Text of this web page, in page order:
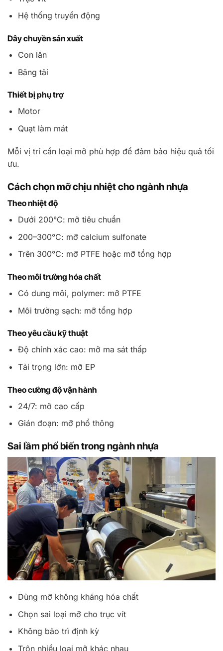
Hệ thống truyền động
Dây chuyền sản xuất
Con lăn
Băng tải
Thiết bị phụ trợ
Motor
Quạt làm mát
Mỗi vị trí cần loại mỡ phù hợp để đảm bảo hiệu quả tối
ưu.
Cách chọn mỡ chịu nhiệt cho ngành nhựa
Theo nhiệt độ
Dưới 200°C: mỡ tiêu chuẩn
200–300°C: mỡ calcium sulfonate
Trên 300°C: mỡ PTFE hoặc mỡ tổng hợp
Theo môi trường hóa chất
Có dung môi, polymer: mỡ PTFE
Môi trường sạch: mỡ tổng hợp
Theo yêu cầu kỹ thuật
Độ chính xác cao: mỡ ma sát thấp
Tải trọng lớn: mỡ EP
Theo cường độ vận hành
24/7: mỡ cao cấp
Gián đoạn: mỡ phổ thông
Sai lầm phổ biến trong ngành nhựa
Dùng mỡ không kháng hóa chất
Chọn sai loại mỡ cho trục vít
Không bảo trì định kỳ
Trộn nhiều loại mỡ khác nhau